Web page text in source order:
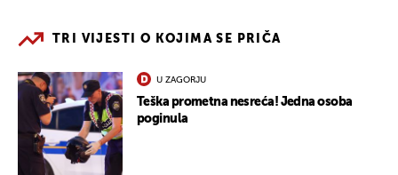
TRI VIJESTI O KOJIMA SE PRIČA
U ZAGORJU
Teška prometna nesreća! Jedna osoba
poginula